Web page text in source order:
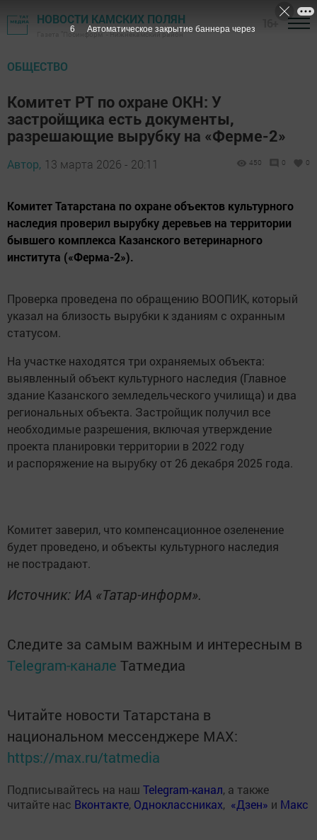
НОВОСТИ КАМСКИХ ПОЛЯН
Газета "Посинформ" - Нижнекамский район
ОБЩЕСТВО
Комитет РТ по охране ОКН: У
застройщика есть документы,
разрешающие вырубку на «Ферме-2»
Автор, 13 марта 2026 - 20:11 450 0 0
Комитет Татарстана по охране объектов культурного
наследия проверил вырубку деревьев на территории
бывшего комплекса Казанского ветеринарного
института («Ферма-2»).
Проверка проведена по обращению ВООПИК, который
указал на близость вырубки к зданиям с охранным
статусом.
На участке находятся три охраняемых объекта:
выявленный объект культурного наследия (Главное
здание Казанского земледельческого училища) и два
региональных объекта. Застройщик получил все
необходимые разрешения, включая утверждение
проекта планировки территории в 2022 году
и распоряжение на вырубку от 26 декабря 2025 года.
Комитет заверил, что компенсационное озеленение
будет проведено, и объекты культурного наследия
не пострадают.
Источник: ИА «Татар-информ».
Следите за самым важным и интересным в
Telegram-канале Татмедиа
Читайте новости Татарстана в
национальном мессенджере MАХ:
https://max.ru/tatmedia
Подписывайтесь на наш Telegram-канал, а также
читайте нас Вконтакте, Одноклассниках, «Дзен» и Макс
5 Автоматическое закрытие баннера через